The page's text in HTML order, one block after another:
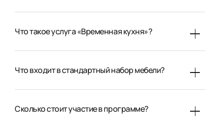
Что такое услуга «Временная кухня»?
Что входит в стандартный набор мебели?
Сколько стоит участие в программе?